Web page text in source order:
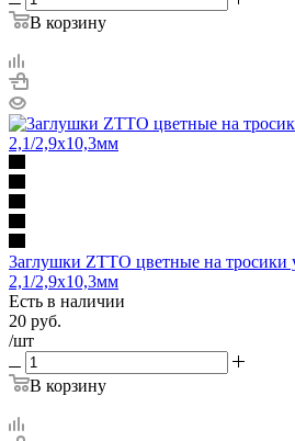
В корзину
3аглушки ZTTO цветные на тросики
2,1/2,9х10,3мм
Есть в наличии
20 руб.
/шт
В корзину